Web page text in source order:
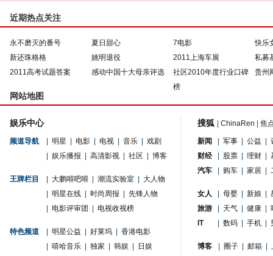
近期热点关注
永不磨灭的番号 夏日甜心 7电影
快乐
新还珠格格
姚明退役 2011上海车展
私募
2011高考试题答案
感动中国十大母亲评选
社区2010年度行业口碑
榜
贵州
网站地图
娱乐中心
频道导航 明星 电影 电视 音乐
戏剧
娱乐播报 高清影视 社区 博客
王牌栏目 大鹏嘚吧嘚 潮流实验室
大人物
明星在线 时尚周报
先锋人物
电影评审团 电视收视榜
特色频道 明星公益 好莱坞
香港电影
嘻哈音乐 独家 韩娱 日娱
搜狐 ChinaRen 焦
新闻 军事 公益
财经
股票 理财
汽车
购车 家居
女人 母婴 新娘
旅游
天气 健康
IT
数码 手机
博客 圈子 邮箱